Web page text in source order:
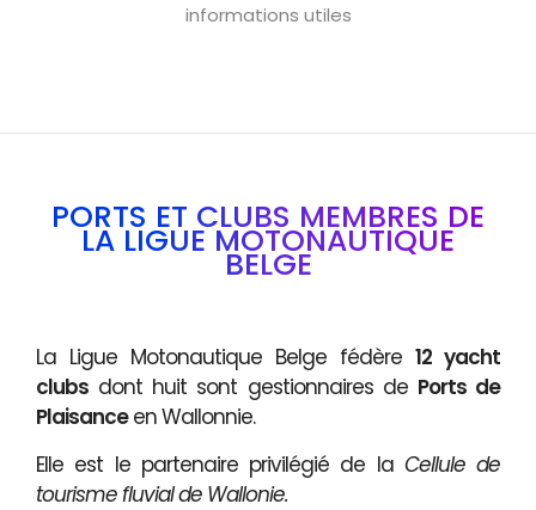
informations utiles
PORTS ET CLUBS MEMBRES DE
LA LIGUE MOTONAUTIQUE
BELGE
La Ligue Motonautique Belge fédère 12 yacht
clubs dont huit sont gestionnaires de Ports de
Plaisanceen Wallonnie.
Elle est le partenaire privilégié de la Cellule de
tourisme fluvial de Wallonie.